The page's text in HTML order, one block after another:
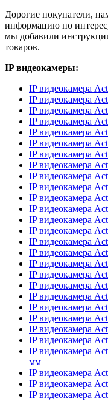
Дорогие покупатели,
информацию по
мы добавили
товаров.
IP видеокамеры:
IP видеокамера
IP видеокамера
IP видеокамера
IP видеокамера
IP видеокамера
IP видеокамера
IP видеокамера
IP видеокамера
IP видеокамера
IP видеокамера
IP видеокамера
IP видеокамера
IP видеокамера
IP видеокамера
IP видеокамера
IP видеокамера
IP видеокамера
IP видеокамера
IP видеокамера
IP видеокамера
IP видеокамера
IP видеокамера
IP видеокамера
IP видеокамера
IP видеокамера
мм
IP видеокамера
IP видеокамера
IP видеокамера